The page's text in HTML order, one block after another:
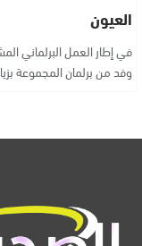
العيون
في إطار العمل البرلماني
وفد من برلمان المجموعة